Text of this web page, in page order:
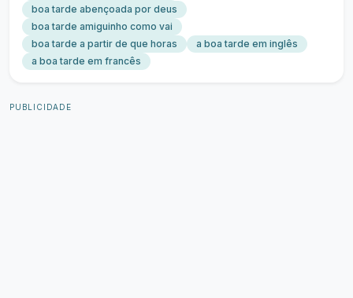
boa tarde abençoada por deus
boa tarde amiguinho como vai
boa tarde a partir de que horas
a boa tarde em inglês
a boa tarde em francês
PUBLICIDADE